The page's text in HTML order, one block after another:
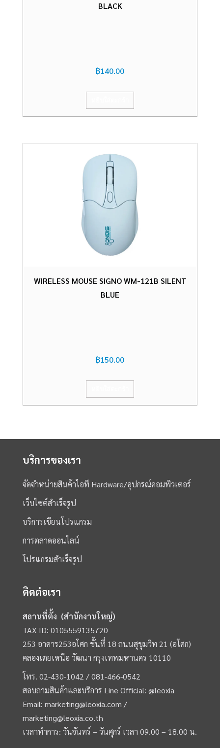
BLACK
฿140.00
WIRELESS MOUSE SIGNO WM-121B SILENT
BLUE
฿150.00
บริการของเรา
จัดจำหน่ายสินค้าไอที Hardware/อุปกรณ์คอมพิวเตอร์
เว็บไซต์สำเร็จรูป
บริการเขียนโปรแกรม
การตลาดออนไลน์
โปรแกรมสำเร็จรูป
ติดต่อเรา
สถานที่ตั้ง (สำนักงานใหญ่)
TAX ID: 0105559135720
253 อาคาร253อโศก ชั้นที่ 18 ถนนสุขุมวิท 21 (อโศก)
คลองเตยเหนือ วัฒนา กรุงเทพมหานคร 10110
โทร.02-430-1042 /081-466-0542
สอบถามสินค้าและบริการ Line Official:@leoxia
Email:marketing@leoxia.com /
marketing@leoxia.co.th
เวลาทำการ: วันจันทร์ – วันศุกร์ เวลา 09.00 – 18.00 น.